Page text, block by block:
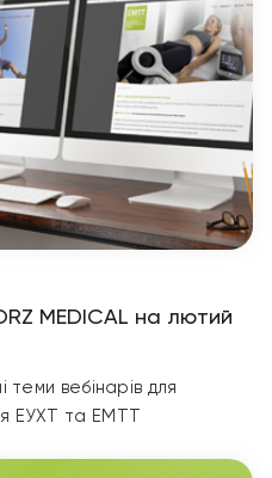
MEDICAL на лютий
вебінарів для
ЕУХТ та ЕМТТ